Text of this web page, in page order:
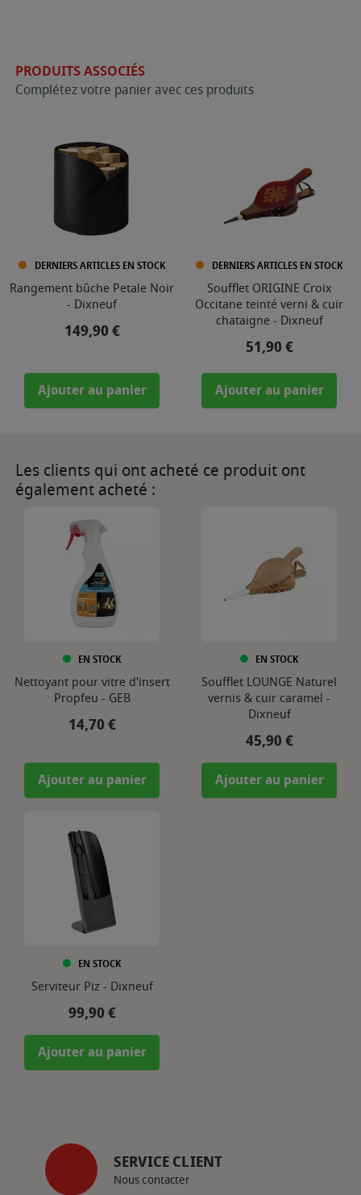
PRODUITS ASSOCIÉS
Complétez votre panier avec ces produits
DERNIERS ARTICLES EN STOCK
Rangement bûche Petale Noir
- Dixneuf
Prix
149,90 €
Ajouter au panier
DERNIERS ARTICLES EN STOCK
Soufflet ORIGINE Croix
Occitane teinté verni & cuir
chataigne - Dixneuf
Prix
51,90 €
Ajouter au panier
Les clients qui ont acheté ce produit ont
également acheté :
EN STOCK
Nettoyant pour vitre d'insert
Propfeu - GEB
Prix
14,70 €
Ajouter au panier
EN STOCK
Soufflet LOUNGE Naturel
vernis & cuir caramel -
Dixneuf
Prix
45,90 €
Ajouter au panier
EN STOCK
Serviteur Piz - Dixneuf
Prix
99,90 €
Ajouter au panier
SERVICE CLIENT
Nous contacter